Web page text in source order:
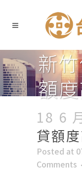
新
額
18 6
貸額
Posted at
Comments